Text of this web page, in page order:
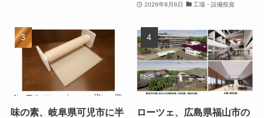
2026年8月8日 工場・設備投資
味の素、岐阜県可児市に半
ローツェ、広島県福山市の